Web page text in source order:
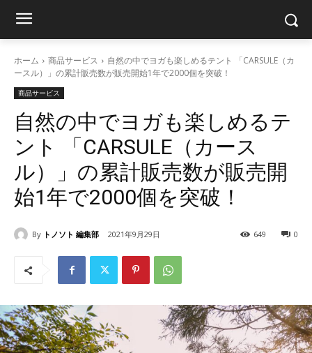
ホーム 商品サービス
自然の中でヨガも楽しめるテント 「CARSULE（カ
ースル）」の累計販売数が販売開始1年で2000個を突破！
商品サービス
自然の中でヨガも楽しめるテ
ント 「CARSULE（カース
ル）」の累計販売数が販売開
始1年で2000個を突破！
By トノソト 編集部 2021年9月29日 0
649